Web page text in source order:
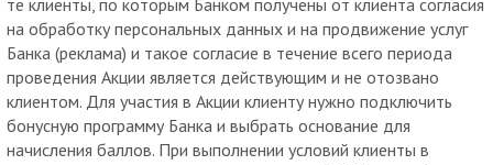
на обработку персональных данных и на продвижение услуг
Банка (реклама) и такое согласие в течение всего периода
проведения Акции является действующим и не отозвано
клиентом. Для участия в Акции клиенту нужно подключить
бонусную программу Банка и выбрать основание для
начисления баллов. При выполнении условий клиенты в